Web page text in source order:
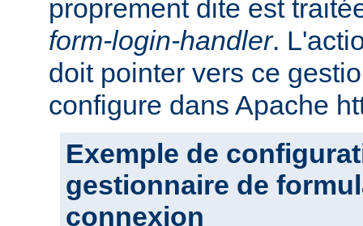
proprement dite est
form-login-handler.
doit pointer vers ce
configure dans Apache
Exemple de
gestionnaire de
connexion